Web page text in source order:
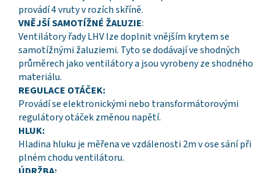
provádí 4 vruty v rozích skříně.
VNĚJŠÍ SAMOTÍŽNÉ ŽALUZIE:
Ventilátory řady LHV lze doplnit vnějším krytem se
samotížnými žaluziemi. Tyto se dodávají ve shodných
průměrech jako ventilátory a jsou vyrobeny ze shodného
materiálu.
REGULACE OTÁČEK:
Provádí se elektronickými nebo transformátorovými
regulátory otáček změnou napětí.
HLUK:
Hladina hluku je měřena ve vzdálenosti 2m v ose sání při
plném chodu ventilátoru.